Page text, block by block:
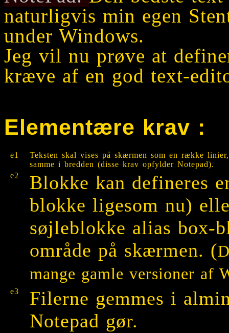
naturligvis min egen
under Windows.
Jeg vil nu prøve at
kræve af en god text-
Elementære krav :
e1
Teksten skal vises på skærmen som en række
samme i bredden (disse krav opfylder Notepad).
e2
Blokke kan defineres
blokke ligesom nu)
søjleblokke alias box-
område på skærmen. (
mange gamle versioner af
e3
Filerne gemmes i
Notepad gør.